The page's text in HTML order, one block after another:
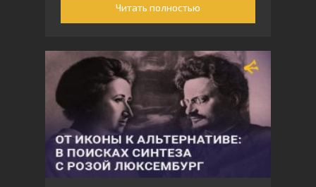
Читать полностью